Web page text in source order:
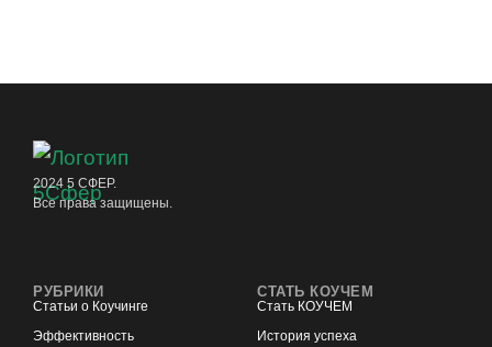
2024 5 СФЕР.
Все права защищены.
РУБРИКИ
Статьи о Коучинге
Эффективность
СТАТЬ КОУЧЕМ
Стать КОУЧЕМ
История успеха